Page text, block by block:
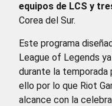
equipos de LCS y
Corea del Sur.
Este programa
League of Legends
durante la temporada
ello por lo que Riot
alcance con la